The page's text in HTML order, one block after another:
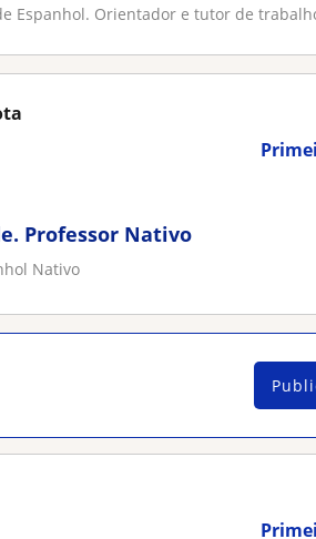
Espanhol. Orientador e tutor de
Professor Nativo
Nativo